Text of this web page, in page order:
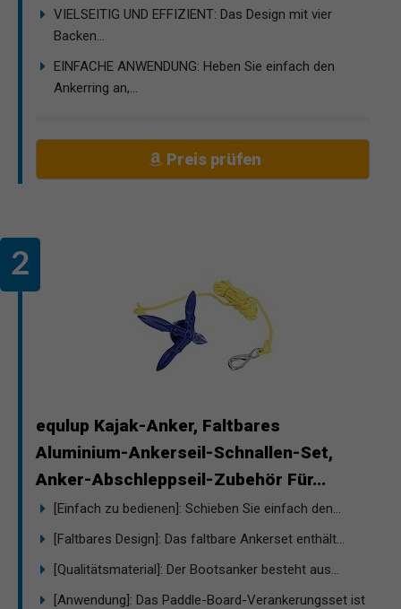
VIELSEITIG UND EFFIZIENT: Das Design mit vier
Backen...
EINFACHE ANWENDUNG: Heben Sie einfach den
Ankerring an,...
Preis prüfen
equlup Kajak-Anker, Faltbares
Aluminium-Ankerseil-Schnallen-Set,
Anker-Abschleppseil-Zubehör Für...
[Einfach zu bedienen]: Schieben Sie einfach den...
[Faltbares Design]: Das faltbare Ankerset enthält...
[Qualitätsmaterial]: Der Bootsanker besteht aus...
[Anwendung]: Das Paddle-Board-Verankerungsset ist